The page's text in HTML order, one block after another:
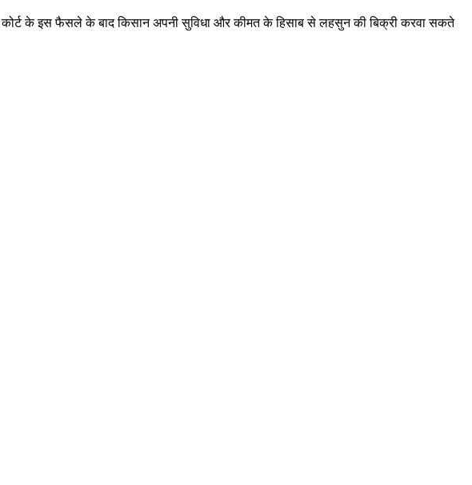
के इस फैसले के बाद किसान अपनी सुविधा और कीमत के हिसाब से लहसुन की बिक्री करवा सकते